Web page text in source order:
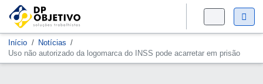
Início
Notícias
Uso não autorizado da logomarca do INSS pode acarretar em prisão